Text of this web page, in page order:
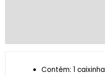
Contém: 1 caixinha